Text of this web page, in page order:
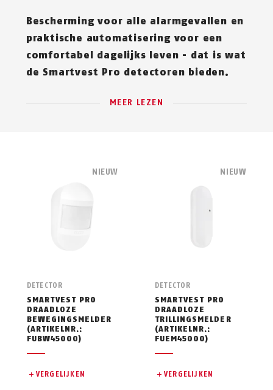
Bescherming voor alle alarmgevallen en
praktische automatisering voor een
comfortabel dagelijks leven - dat is wat
de Smartvest Pro detectoren bieden.
MEER LEZEN
DETECTOR
SMARTVEST PRO
DRAADLOZE
BEWEGINGSMELDER
(ARTIKELNR.:
FUBW45000)
VERGELIJKEN
NIEUW
DETECTOR
SMARTVEST PRO
DRAADLOZE
TRILLINGSMELDER
(ARTIKELNR.:
FUEM45000)
VERGELIJKEN
NIEUW